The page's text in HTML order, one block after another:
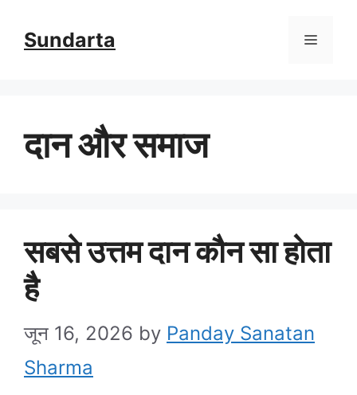
Sundarta Menu
दान और समाज
सबसे उत्तम दान कौन सा होता
है
जून 16, 2026 by Panday Sanatan
Sharma